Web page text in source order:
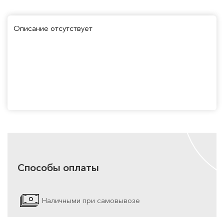
Описание отсутствует
Способы оплаты
Наличными при самовывозе